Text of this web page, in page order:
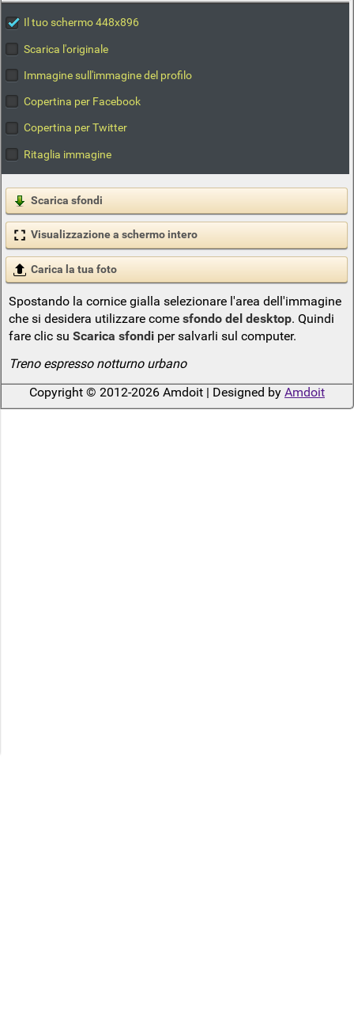
Il tuo schermo 448x896
Scarica l'originale
Immagine sull'immagine del profilo
Copertina per Facebook
Copertina per Twitter
Ritaglia immagine
Scarica sfondi
Visualizzazione a schermo intero
Carica la tua foto
Spostando la cornice gialla selezionare l'area dell'immagine
che si desidera utilizzare come sfondo del desktop. Quindi
fare clic su Scarica sfondiper salvarli sul computer.
Treno espresso notturno urbano
Copyright © 2012-2026 Amdoit | Designed by Amdoit